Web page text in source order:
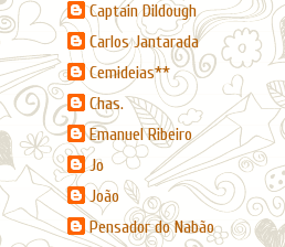
Captain Dildough
Carlos Jantarada
Cemideias**
Chas.
Emanuel Ribeiro
Jo
João
Pensador do Nabão